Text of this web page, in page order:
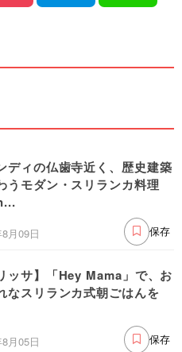
ディの仏歯寺近く、歴史建築
うモダン・スリランカ料理
月09日 保存
ッサ】「Hey Mama」で、お
なスリランカ式朝ごはんを
月05日 保存